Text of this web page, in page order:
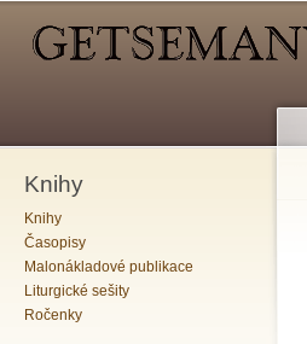
Knihy
Knihy
Časopisy
Malonákladové publikace
Liturgické sešity
Ročenky